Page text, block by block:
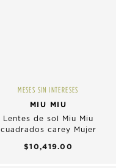
MESES SIN INTERESES
MIU MIU
Lentes de sol Miu Miu
cuadrados carey Mujer
$10,419.00